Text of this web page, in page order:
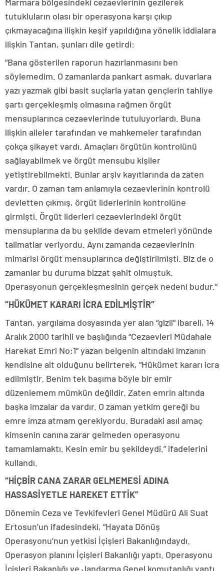
tutukluların olası bir operasyona karşı çıkıp
çıkmayacağına ilişkin keşif yapıldığına yönelik iddialara
ilişkin Tantan, şunları dile getirdi:
“Bana gösterilen raporun hazırlanmasını ben
söylemedim. O zamanlarda pankart asmak, duvarlara
yazı yazmak gibi basit suçlarla yatan gençlerin tahliye
şartı gerçekleşmiş olmasına rağmen örgüt
mensuplarınca cezaevlerinde tutuluyorlardı. Buna
ilişkin aileler tarafından ve mahkemeler tarafından
çokça şikayet vardı. Amaçları örgütün kontrolünü
sağlayabilmek ve örgüt mensubu kişiler
yetiştirebilmekti. Bunlar arşiv kayıtlarında da zaten
vardır. O zaman tam anlamıyla cezaevlerinin kontrolü
devletten çıkmış, örgüt liderlerinin kontrolüne
girmişti. Örgüt liderleri cezaevlerindeki örgüt
mensuplarına da bu şekilde devam etmeleri yönünde
talimatlar veriyordu. Aynı zamanda cezaevlerinin
mimarisi örgüt mensuplarınca değiştirilmişti. Biz de o
zamanlar bu duruma bizzat şahit olmuştuk.
Operasyonun gerçekleşmesinin gerçek nedeni budur.”
“HÜKÜMET KARARI İCRA EDİLMİŞTİR”
Tantan, yargılama dosyasında yer alan “gizli” ibareli, 14
Aralık 2000 tarihli ve başlığında “Cezaevleri Müdahale
Harekat Emri No:1” yazan belgenin altındaki imzanın
kendisine ait olduğunu belirterek, “Hükümet kararı icra
edilmiştir. Benim tek başıma böyle bir emir
düzenlemem mümkün değildir. Zaten emrin altında
başka imzalar da vardır. O zaman yetkim gereği bu
emre imza atmam gerekiyordu. Buradaki asıl amaç
kimsenin canına zarar gelmeden operasyonu
tamamlamaktı. Kesin emir bu şekildeydi.” ifadelerini
kullandı.
“HİÇBİR CANA ZARAR GELMEMESİ ADINA
HASSASİYETLE HAREKET ETTİK”
Dönemin Ceza ve Tevkifevleri Genel Müdürü Ali Suat
Ertosun’un ifadesindeki, “Hayata Dönüş
Operasyonu’nun yetkisi İçişleri Bakanlığındaydı.
Operasyon planını İçişleri Bakanlığı yaptı. Operasyonu
İçişleri Bakanlığı ve Jandarma Genel komutanlığı yaptı.